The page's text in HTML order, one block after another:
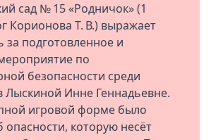
сад № 15 «Родничок» (1
Корионова Т. В.) выражает
за подготовленное и
по
безопасности среди
Инне Геннадьевне.
игровой форме было
опасности, которую несёт